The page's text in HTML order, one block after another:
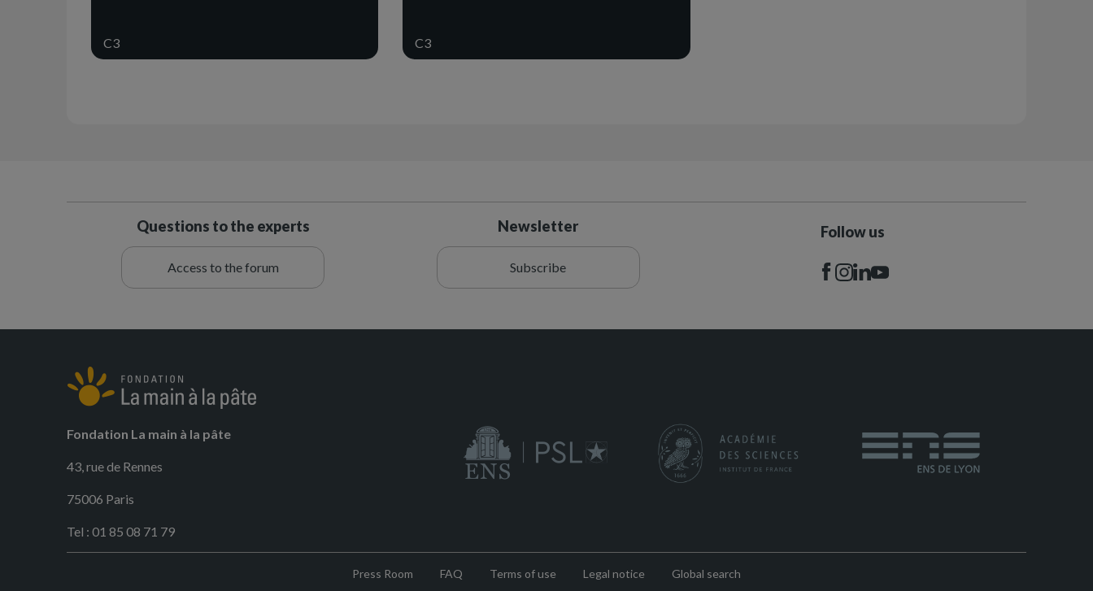
C3 C3
Questions to the experts
Access to the forum
Newsletter
Subscribe
Follow us
Fondation La main à la pâte
43, rue de Rennes
75006 Paris
Tel : 01 85 08 71 79
Press Room FAQ Terms of use Legal notice Global search